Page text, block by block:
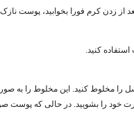
از زدن کرم فورا بخوابید، پوست
کنید.
کنید. این مخلوط را به
با آب ولرم صورت خود را بشویید. در